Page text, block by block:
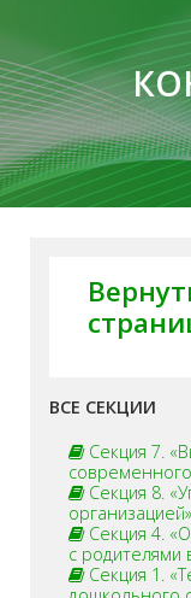
ВСЕ СЕКЦИИ
Секция 7.
Секция 8.
организацией»
Секция 4.
с родителями
Секция 1.